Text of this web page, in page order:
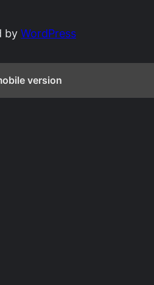
byWordPress
version